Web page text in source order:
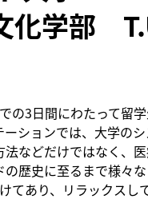
化学部
の3日間にわたって留
ションでは、大学の
などだけではなく、
歴史に至るまで様々
てあり、リラックスし